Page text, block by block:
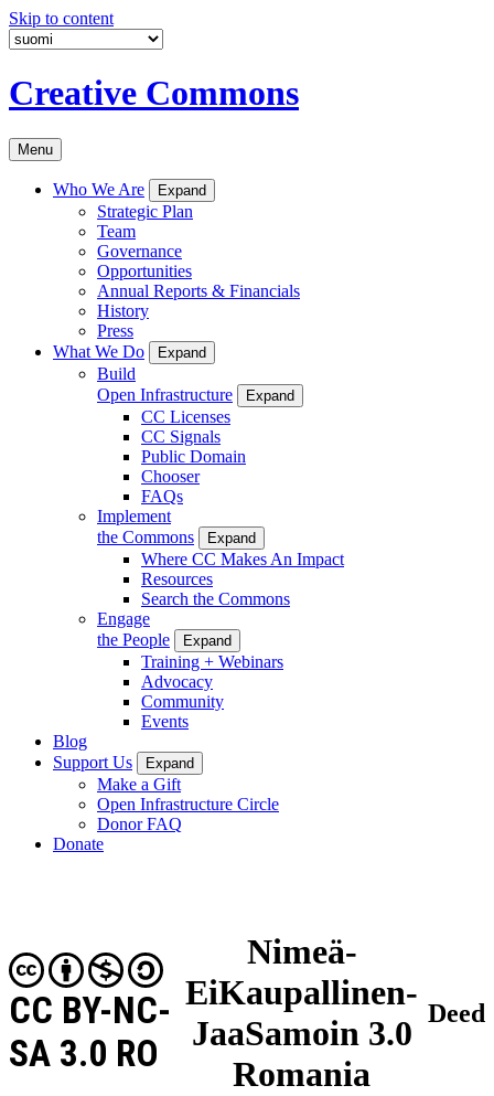
Skip to content
Creative Commons
Menu
Who We Are Expand
Strategic Plan
Team
Governance
Opportunities
Annual Reports & Financials
History
Press
What We Do
Expand
Build
Open Infrastructure
Expand
CC Licenses
CC Signals
Public Domain
Chooser
FAQs
Implement
the Commons
Expand
Where CC Makes An Impact
Resources
Search the Commons
Engage
the People
Expand
Training + Webinars
Advocacy
Community
Events
Blog
Support Us
Expand
Make a Gift
Open Infrastructure Circle
Donor FAQ
Donate
Nimeä-
EiKaupallinen-
JaaSamoin 3.0
Romania
CC BY-NC-
SA 3.0 RO
Deed